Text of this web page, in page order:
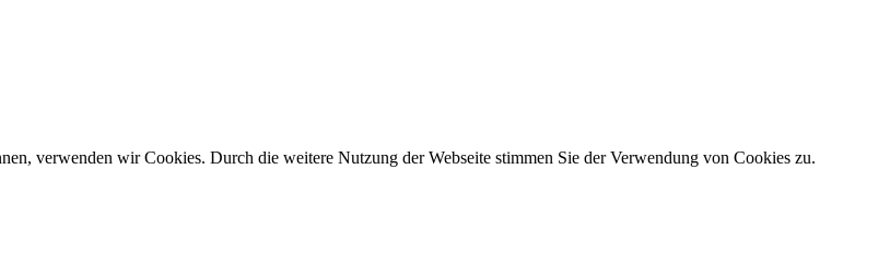
verwenden wir Cookies. Durch die weitere Nutzung der Webseite stimmen Sie der Verwendung von Cookies zu.